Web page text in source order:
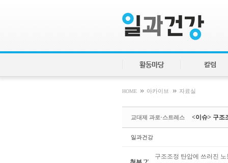
활동마당 칼럼
HOME » 아카이브 » 자료실
교대제 과로·스트레스 <이슈> 구조
일과건강
구조조정 탄압에 쓰러진